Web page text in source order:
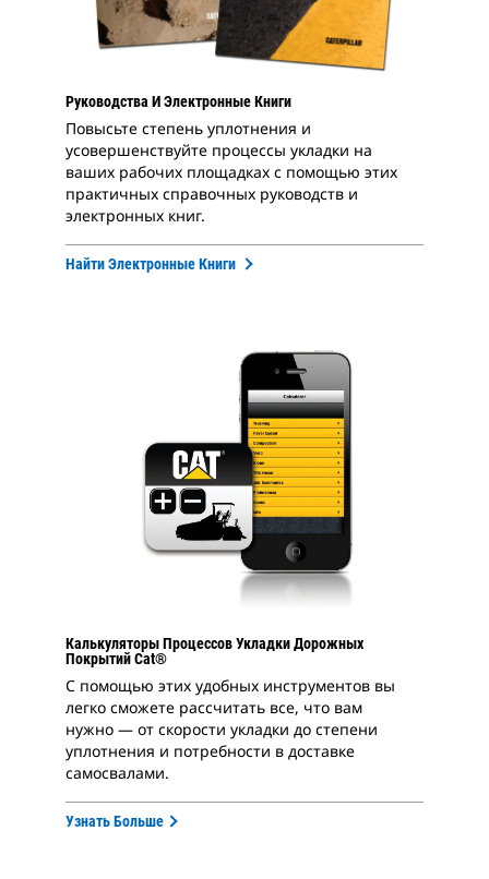
Руководства И Электронные Книги
Повысьте степень уплотнения и
усовершенствуйте процессы укладки на
ваших рабочих площадках с помощью этих
практичных справочных руководств и
электронных книг.
Найти Электронные Книги
Калькуляторы Процессов Укладки Дорожных
Покрытий Cat®
С помощью этих удобных инструментов вы
легко сможете рассчитать все, что вам
нужно — от скорости укладки до степени
уплотнения и потребности в доставке
самосвалами.
Узнать Больше